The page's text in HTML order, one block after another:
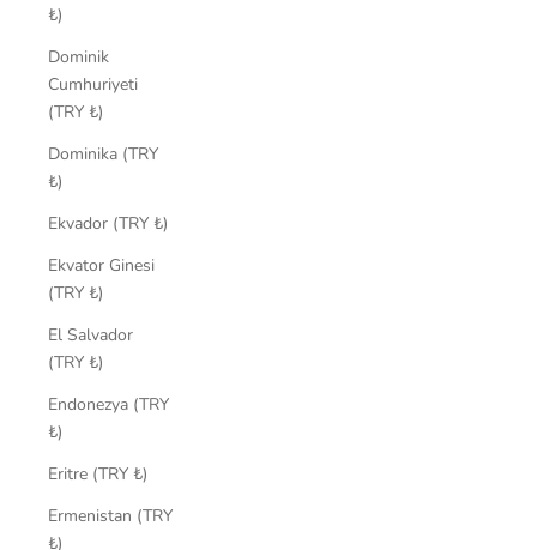
₺)
Dominik
Cumhuriyeti
(TRY ₺)
Dominika (TRY
₺)
Ekvador (TRY ₺)
Ekvator Ginesi
(TRY ₺)
El Salvador
(TRY ₺)
Endonezya (TRY
₺)
Eritre (TRY ₺)
Ermenistan (TRY
₺)